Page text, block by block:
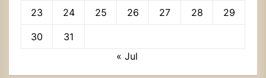
23 24 25 26 27 28 29
30
31
« Jul